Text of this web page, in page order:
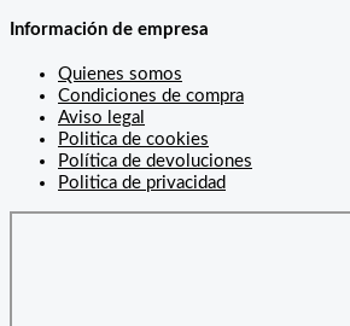
Información de empresa
Quienes somos
Condiciones de compra
Aviso legal
Politica de cookies
Política de devoluciones
Politica de privacidad